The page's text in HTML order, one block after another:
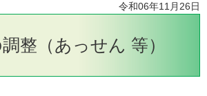
令和06年11月26日
整（あっせん 等）